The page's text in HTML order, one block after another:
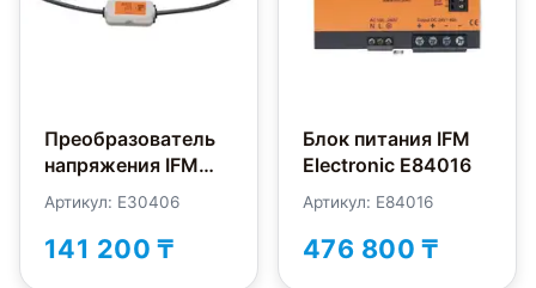
Преобразователь
напряжения IFM
Electronic E30406
Артикул: E30406
141 200 ₸
Блок питания IFM
Electronic E84016
Артикул: E84016
476 800 ₸